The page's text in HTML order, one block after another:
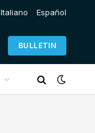
Italiano Español
BULLETIN